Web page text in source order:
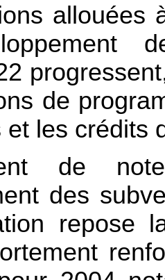
allouées
de
et les crédits
de
des
repose